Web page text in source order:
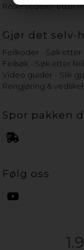
Reservedeler etter
Gjør det selv-
Feilkoder - Søk etter
Feilsøk - Søk etter feil
Video guider - Slik
Rengjøring &
Spor pakken
Følg oss